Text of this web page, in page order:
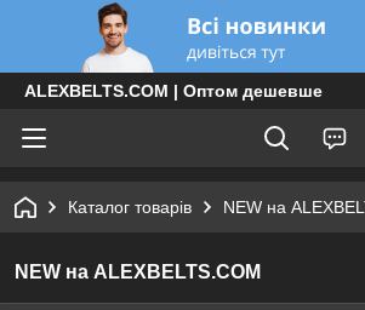
ALEXBELTS.COM | Оптом дешевше
Каталог товарів NEW на
NEW на ALEXBELTS.COM